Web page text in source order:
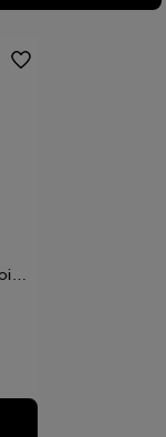
Eau De Parfum Fougère Boisée Ambrée Pour Homme